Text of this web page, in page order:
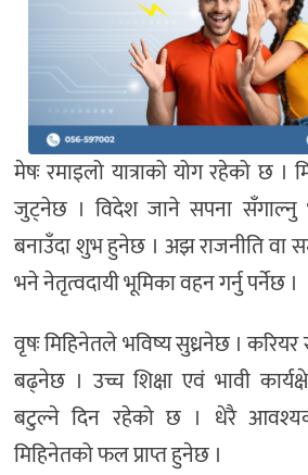
मेषः रमाइलो यात्राको योग रहेको छ ।
जुट्नेछ । विदेश जाने सपना
बनाउँदा शुभ हुनेछ । अझ राजनीति वा
भने नेतृत्वदायी भूमिका वहन गर्नु पर्नेछ ।
वृषः मिहिनेतले भविष्य सुध्रनेछ । करियर
बढ्नेछ । उच्च शिक्षा एवं भावी
बटुल्ने दिन रहेको छ । धेरै
मिहिनेतको फल प्राप्त हुनेछ ।